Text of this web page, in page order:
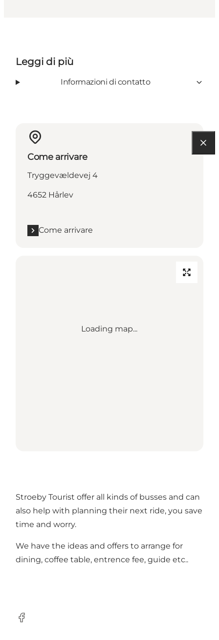
Leggi di più
Informazioni di contatto
Come arrivare
Tryggevældevej 4
4652 Hårlev
Come arrivare
Loading map...
Stroeby Tourist offer all kinds of busses and can
also help with planning their next ride, you save
time and worry.
We have the ideas and offers to arrange for
dining, coffee table, entrence fee, guide etc..
Facebook